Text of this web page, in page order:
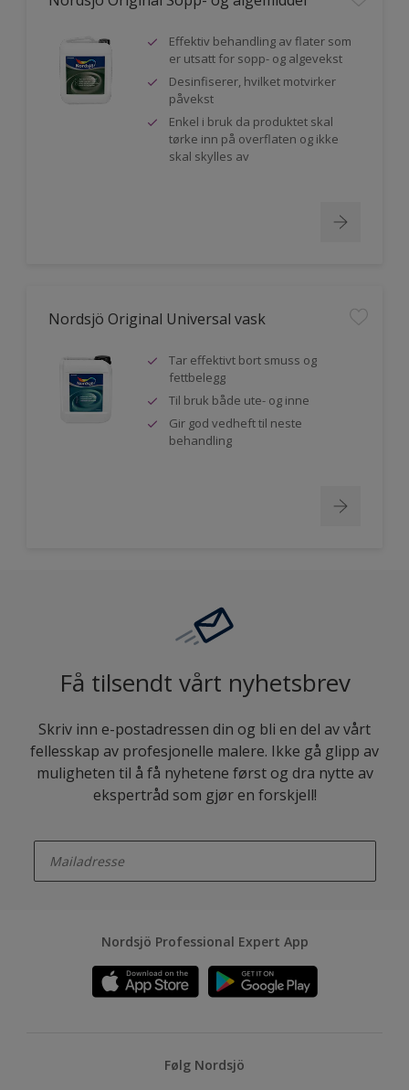
Effektiv behandling av flater som
er utsatt for sopp- og algevekst
Desinfiserer, hvilket motvirker
påvekst
Enkel i bruk da produktet skal
tørke inn på overflaten og ikke
skal skylles av
Nordsjö Original Universal vask
Tar effektivt bort smuss og
fettbelegg
Til bruk både ute- og inne
Gir god vedheft til neste
behandling
Få tilsendt vårt nyhetsbrev
Skriv inn e-postadressen din og bli en del av vårt
fellesskap av profesjonelle malere. Ikke gå glipp av
muligheten til å få nyhetene først og dra nytte av
ekspertråd som gjør en forskjell!
Nordsjö Professional Expert App
Følg Nordsjö